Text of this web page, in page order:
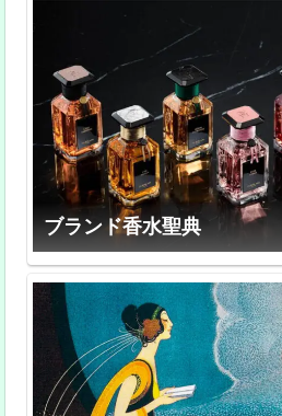
ブランド香水聖典